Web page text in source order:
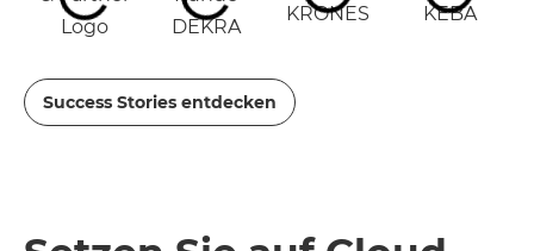
Success Stories entdecken